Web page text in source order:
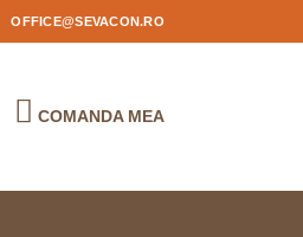
OFFICE@SEVACON.RO
COMANDA MEA